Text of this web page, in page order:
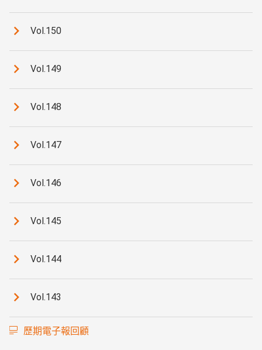
Vol.150
Vol.149
Vol.148
Vol.147
Vol.146
Vol.145
Vol.144
Vol.143
歷期電子報回顧